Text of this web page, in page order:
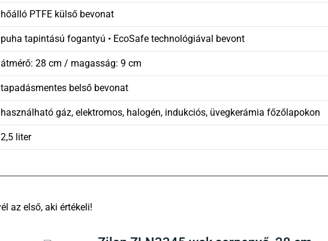
hőálló PTFE külső bevonat
puha tapintású fogantyú • EcoSafe technológiával bevont
átmérő: 28 cm / magasság: 9 cm
tapadásmentes belső bevonat
használható gáz, elektromos, halogén, indukciós, üvegkerámia főzőlapokon
2,5 liter